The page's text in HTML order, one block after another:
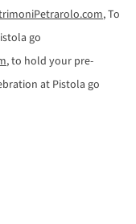
, To
go
, to hold your pre-
at Pistola go